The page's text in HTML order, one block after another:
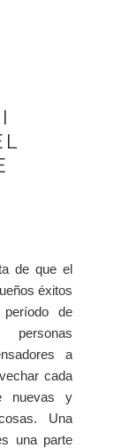
de que el
éxitos
de
a
cada
nuevas y
Una
una parte